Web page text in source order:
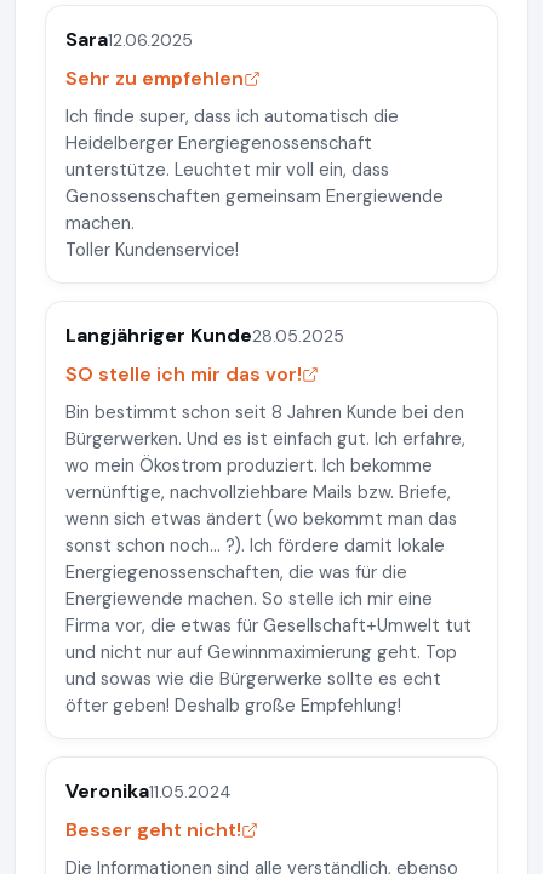
Sara12.06.2025
Sehr zu empfehlen
Ich finde super, dass ich automatisch die
Heidelberger Energiegenossenschaft
unterstütze. Leuchtet mir voll ein, dass
Genossenschaften gemeinsam Energiewende
machen.
Toller Kundenservice!
Langjähriger Kunde28.05.2025
SO stelle ich mir das vor!
Bin bestimmt schon seit 8 Jahren Kunde bei den
Bürgerwerken. Und es ist einfach gut. Ich erfahre,
wo mein Ökostrom produziert. Ich bekomme
vernünftige, nachvollziehbare Mails bzw. Briefe,
wenn sich etwas ändert (wo bekommt man das
sonst schon noch... ?). Ich fördere damit lokale
Energiegenossenschaften, die was für die
Energiewende machen. So stelle ich mir eine
Firma vor, die etwas für Gesellschaft+Umwelt tut
und nicht nur auf Gewinnmaximierung geht. Top
und sowas wie die Bürgerwerke sollte es echt
öfter geben! Deshalb große Empfehlung!
Veronika11.05.2024
Besser geht nicht!
Die Informationen sind alle verständlich, ebenso